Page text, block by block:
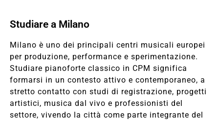
Studiare a Milano
Milano è uno dei principali centri musicali europei
per produzione, performance e sperimentazione.
Studiare pianoforte classico in CPM significa
formarsi in un contesto attivo e contemporaneo, a
stretto contatto con studi di registrazione, progetti
artistici, musica dal vivo e professionisti del
settore, vivendo la città come parte integrante del